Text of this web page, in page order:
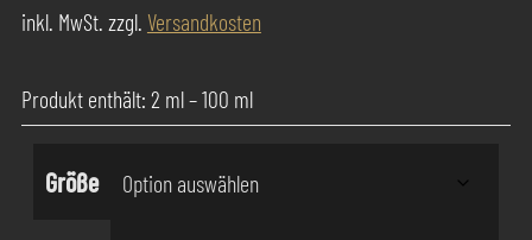
inkl. MwSt. zzgl. Versandkosten
Produkt enthält: 2 ml– 100 ml
Größe